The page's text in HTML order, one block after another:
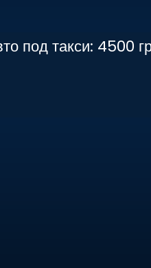
под такси: 4500